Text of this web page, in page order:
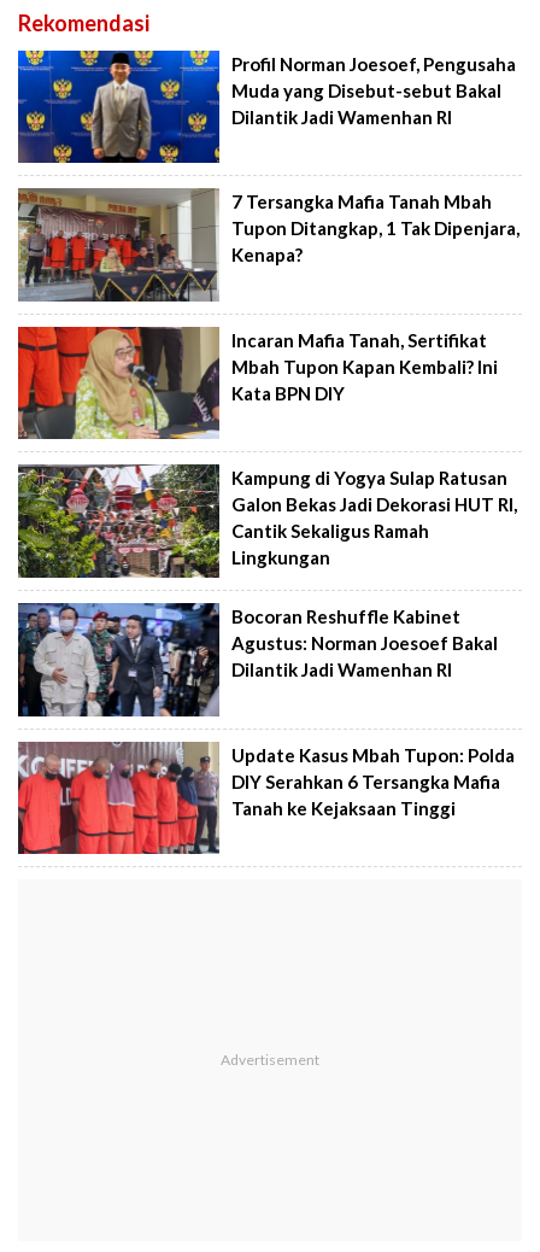
Rekomendasi
Profil Norman Joesoef, Pengusaha
Muda yang Disebut-sebut Bakal
Dilantik Jadi Wamenhan RI
7 Tersangka Mafia Tanah Mbah
Tupon Ditangkap, 1 Tak Dipenjara,
Kenapa?
Incaran Mafia Tanah, Sertifikat
Mbah Tupon Kapan Kembali? Ini
Kata BPN DIY
Kampung di Yogya Sulap Ratusan
Galon Bekas Jadi Dekorasi HUT RI,
Cantik Sekaligus Ramah
Lingkungan
Bocoran Reshuffle Kabinet
Agustus: Norman Joesoef Bakal
Dilantik Jadi Wamenhan RI
Update Kasus Mbah Tupon: Polda
DIY Serahkan 6 Tersangka Mafia
Tanah ke Kejaksaan Tinggi